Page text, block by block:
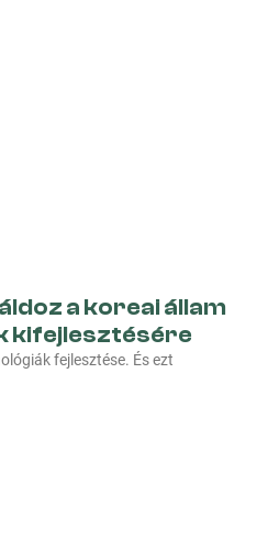
a koreai állam
kifejlesztésére
fejlesztése. És ezt